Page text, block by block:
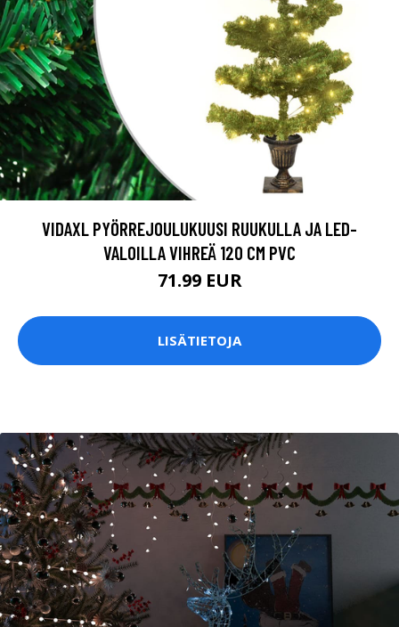
VIDAXL PYÖRREJOULUKUUSI RUUKULLA JA LED-
VALOILLA VIHREÄ 120 CM PVC
71.99 EUR
LISÄTIETOJA